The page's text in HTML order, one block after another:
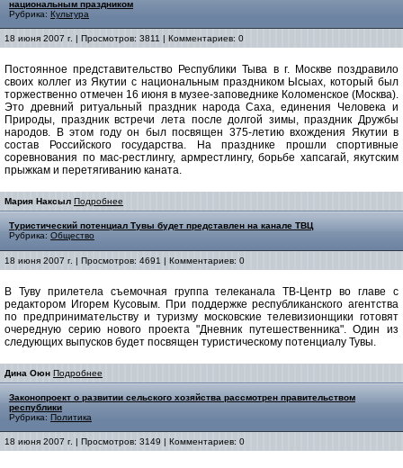
национальным праздником
Рубрика: Культура
18 июня 2007 г. | Просмотров: 3811 | Комментариев: 0
Постоянное представительство Республики Тыва в г. Москве поздравило
своих коллег из Якутии с национальным праздником Ысыах, который был
торжественно отмечен 16 июня в музее-заповеднике Коломенское (Москва).
Это древний ритуальный праздник народа Саха, единения Человека и
Природы, праздник встречи лета после долгой зимы, праздник Дружбы
народов. В этом году он был посвящен 375-летию вхождения Якутии в
состав Российского государства. На празднике прошли спортивные
соревнования по мас-рестлингу, армрестлингу, борьбе хапсагай, якутским
прыжкам и перетягиванию каната.
Мария Наксыл Подробнее
Туристический потенциал Тувы будет представлен на канале ТВЦ
Рубрика: Общество
18 июня 2007 г. | Просмотров: 4691 | Комментариев: 0
В Туву прилетела съемочная группа телеканала ТВ-Центр во главе с
редактором Игорем Кусовым. При поддержке республиканского агентства
по предпринимательству и туризму московские телевизионщики готовят
очередную серию нового проекта "Дневник путешественника". Один из
следующих выпусков будет посвящен туристическому потенциалу Тувы.
Дина Оюн Подробнее
Законопроект о развитии сельского хозяйства рассмотрен правительством
республики
Рубрика: Политика
18 июня 2007 г. | Просмотров: 3149 | Комментариев: 0